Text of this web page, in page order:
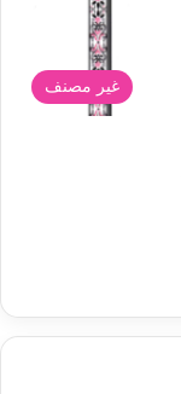
غير مصنف